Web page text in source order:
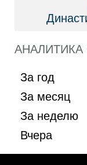
АНАЛИТИКА
За год
За месяц
За неделю
Вчера